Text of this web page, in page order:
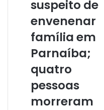
suspeito de
envenenar
família em
Parnaíba;
quatro
pessoas
morreram